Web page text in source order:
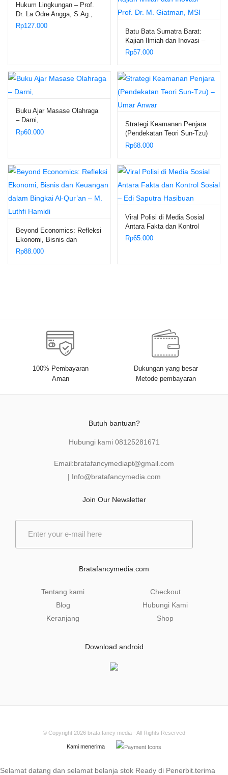
Hukum Lingkungan – Prof.
Dr. La Odre Angga, S.Ag.,
S.H., M.Hum.
Rp127.000
Batu Bata Sumatra Barat:
Kajian Ilmiah dan Inovasi –
Prof. Dr. M. Giatman, MSI
Rp57.000
Buku Ajar Masase Olahraga
– Darni,
Rp60.000
Strategi Keamanan Penjara
(Pendekatan Teori Sun-Tzu)
– Umar Anwar
Rp68.000
Beyond Economics: Refleksi
Ekonomi, Bisnis dan
Keuangan dalam Bingkai Al-
Rp88.000
Viral Polisi di Media Sosial
Antara Fakta dan Kontrol
Sosial – Edi Saputra
Rp65.000
100% Pembayaran
Aman
Dukungan yang besar
Metode pembayaran
Butuh bantuan?
Hubungi kami 08125281671
Email:bratafancymediapt@gmail.com
| Info@bratafancymedia.com
Join Our Newsletter
Bratafancymedia.com
Tentang kami
Blog
Keranjang
Checkout
Hubungi Kami
Shop
Download android
Kami menerima
© Copyright 2026 brata fancy media - All Rights Reserved
Selamat datang dan selamat belanja stok Ready di Penerbit.terima